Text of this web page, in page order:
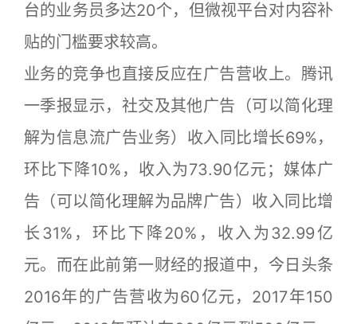
台的业务员多达20个，但微视平台对内容补
贴的门槛要求较高。
业务的竞争也直接反应在广告营收上。腾讯
一季报显示，社交及其他广告（可以简化理
解为信息流广告业务）收入同比增长69%，
环比下降10%，收入为73.90亿元；媒体广
告（可以简化理解为品牌广告）收入同比增
长31%，环比下降20%，收入为32.99亿
元。而在此前第一财经的报道中，今日头条
2016年的广告营收为60亿元，2017年150